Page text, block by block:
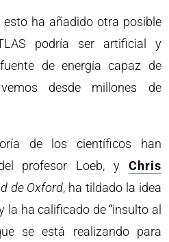
esto ha añadido otra posible
podría ser artificial y
de energía capaz de
desde millones de
de los científicos han
profesor Loeb, y Chris
de Oxford, ha tildado la idea
la ha calificado de “insulto al
se está realizando para